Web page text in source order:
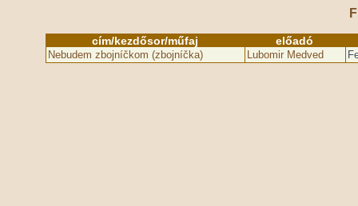
cím/kezdősor/műfaj előadó
Nebudem zbojníčkom (zbojníčka) Lubomir Medved